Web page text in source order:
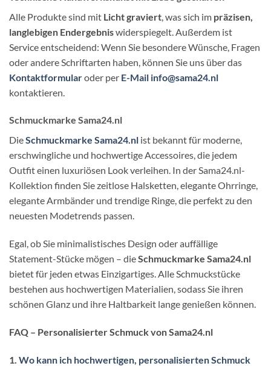
Alle Produkte sind mit Lichtgraviert , was sich im präzisen,
langlebigen Endergebniswiderspiegelt. Außerdem ist
Service entscheidend: Wenn Sie besondere Wünsche, Fragen
oder andere Schriftarten haben, können Sie uns über das
Kontaktformularoder per E-Mail info@sama24.nl
kontaktieren.
Schmuckmarke Sama24.nl
DieSchmuckmarke Sama24.nl ist bekannt für moderne,
erschwingliche und hochwertige Accessoires, die jedem
Outfit einen luxuriösen Look verleihen. In der Sama24.nl-
Kollektion finden Sie zeitlose Halsketten, elegante Ohrringe,
elegante Armbänder und trendige Ringe, die perfekt zu den
neuesten Modetrends passen.
Egal, ob Sie minimalistisches Design oder auffällige
Statement-Stücke mögen – dieSchmuckmarke Sama24.nl
bietet für jeden etwas Einzigartiges. Alle Schmuckstücke
bestehen aus hochwertigen Materialien, sodass Sie ihren
schönen Glanz und ihre Haltbarkeit lange genießen können.
FAQ – Personalisierter Schmuck von Sama24.nl
1. Wo kann ich hochwertigen, personalisierten Schmuck